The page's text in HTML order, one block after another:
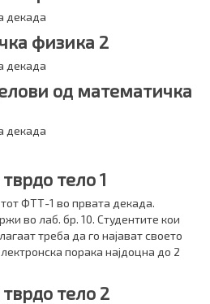
декада
физика 2
декада
од математичка
декада
тело 1
ФТТ-1 во првата декада.
во лаб. бр. 10. Студентите кои
треба да го најават своето
порака најдоцна до 2
тело 2